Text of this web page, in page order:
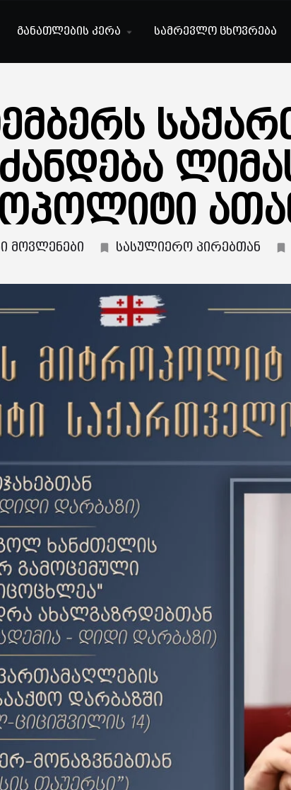
განათლების კერა სამრევლო ცხოვრება
მოვლენები სასულიერო პირებთან